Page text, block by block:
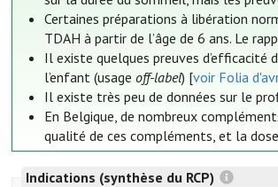
Certaines préparations à libération
TDAH à partir de l’âge de 6 ans. Le
Il existe quelques preuves d’efficacité
l’enfant (usageoff-label) [voir Folia
Il existe très peu de données sur le
En Belgique, de nombreux
qualité de ces compléments, et la
Indications (synthèse du RCP)